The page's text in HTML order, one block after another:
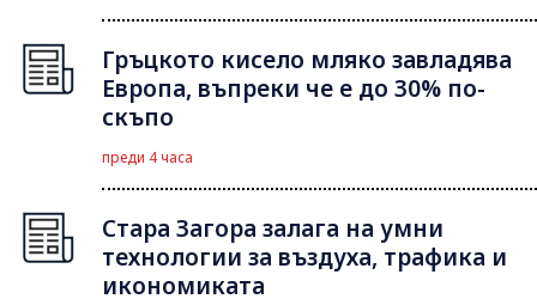
Гръцкото кисело мляко завладява
Европа, въпреки че е до 30% по-
скъпо
преди 4 часа
Стара Загора залага на умни
технологии за въздуха, трафика и
икономиката